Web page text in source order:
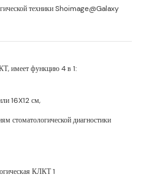
техники Shoimage@Galaxy
имеет функцию 4 в 1:
16X12 см,
стоматологической диагностики